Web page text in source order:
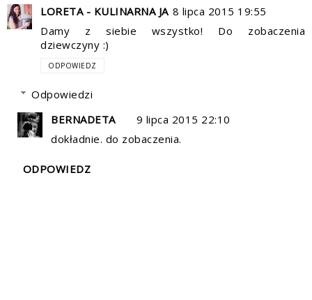
LORETA - KULINARNA JA 8 lipca 2015 19:55
Damy z siebie wszystko! Do zobaczenia
dziewczyny :)
ODPOWIEDZ
Odpowiedzi
BERNADETA
9 lipca 2015 22:10
dokładnie. do zobaczenia.
ODPOWIEDZ